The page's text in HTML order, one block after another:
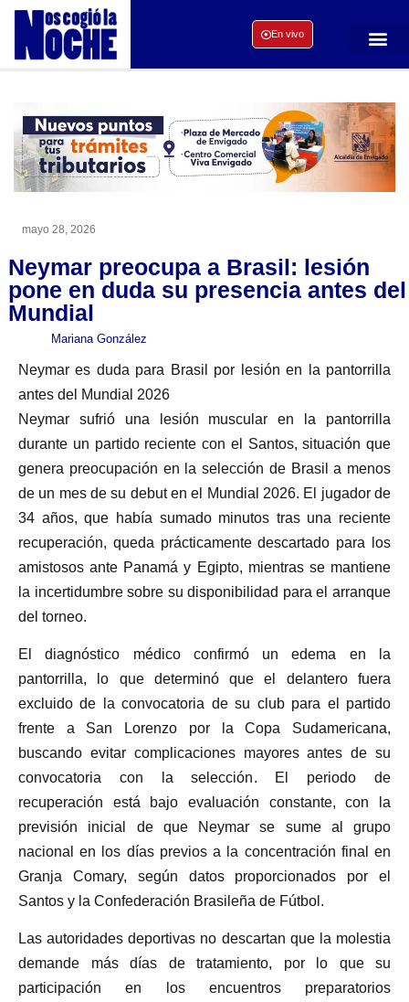
En vivo
mayo 28, 2026
Neymar preocupa a Brasil: lesión
pone en duda su presencia antes del
Mundial
Mariana González
Neymar es duda para Brasil por lesión en la pantorrilla
antes del Mundial 2026
Neymar sufrió una lesión muscular en la pantorrilla
durante un partido reciente con el Santos, situación que
genera preocupación en la selección de Brasil a menos
de un mes de su debut en el Mundial 2026. El jugador de
34 años, que había sumado minutos tras una reciente
recuperación, queda prácticamente descartado para los
amistosos ante Panamá y Egipto, mientras se mantiene
la incertidumbre sobre su disponibilidad para el arranque
del torneo.
El diagnóstico médico confirmó un edema en la
pantorrilla, lo que determinó que el delantero fuera
excluido de la convocatoria de su club para el partido
frente a San Lorenzo por la Copa Sudamericana,
buscando evitar complicaciones mayores antes de su
convocatoria con la selección. El periodo de
recuperación está bajo evaluación constante, con la
previsión inicial de que Neymar se sume al grupo
nacional en los días previos a la concentración final en
Granja Comary, según datos proporcionados por el
Santos y la Confederación Brasileña de Fútbol.
Las autoridades deportivas no descartan que la molestia
demande más días de tratamiento, por lo que su
participación en los encuentros preparatorios